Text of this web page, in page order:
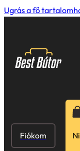
Ugrás a fő
Fiókom